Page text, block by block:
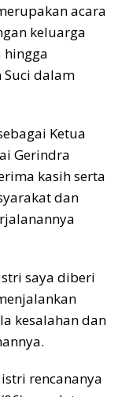
acara
keluarga
hingga
Suci dalam
Ketua
Gerindra
kasih serta
dan
saya diberi
kesalahan dan
rencananya